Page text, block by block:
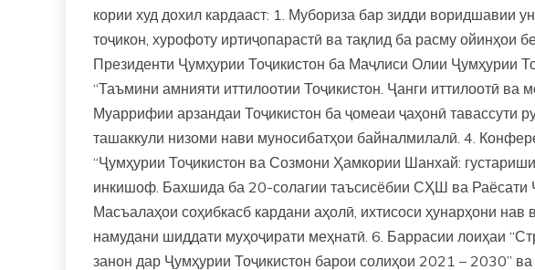
кории худ дохил кардааст: 1. Мубориза бар зидди воридшавии
тоҷикон, хурофоту иртиҷопарастӣ ва тақлид ба расму ойинҳои
Президенти Ҷумҳурии Тоҷикистон ба Маҷлиси Олии Ҷумҳурии
“Таъмини амнияти иттилоотии Тоҷикистон. Ҷанги иттилоотӣ ва
Муаррифии арзандаи Тоҷикистон ба ҷомеаи ҷаҳонӣ тавассути
ташаккули низоми нави муносибатҳои байналмилалӣ. 4.
“Ҷумҳурии Тоҷикистон ва Созмони Ҳамкории Шанхай:
инкишоф. Бахшида ба 20-солагии таъсисёбии СҲШ ва
Масъалаҳои соҳибкасб кардани аҳолӣ, ихтисоси ҳунарҳони нав
намудани шиддати муҳоҷирати меҳнатӣ. 6. Баррасии лоиҳаи
занон дар Ҷумҳурии Тоҷикистон барои солиҳои 2021 – 2030”